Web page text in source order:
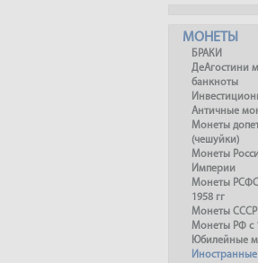
МОНЕТЫ
БРАКИ
ДеАгостини
банкноты
Античные
Монеты
(чешуйки)
Монеты
Империи
Монеты
1958 гг
Монеты СССР
Монеты РФ с
Юбилейные